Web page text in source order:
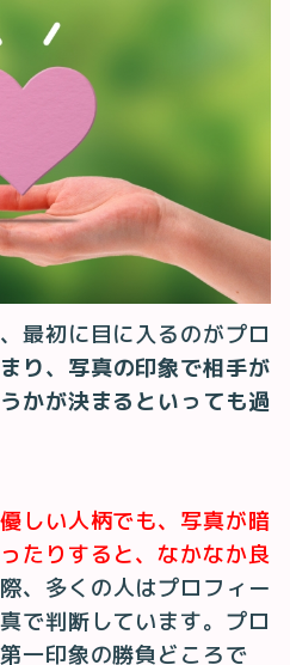
最初に目に入るのがプロ
り、写真の印象で相手が
かが決まるといっても過
しい人柄でも、写真が暗
たりすると、なかなか良
、多くの人はプロフィー
で判断しています。プロ
一印象の勝負どころで